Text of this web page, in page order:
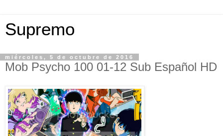
Supremo
miércoles, 5 de octubre de 2016
Mob Psycho 100 01-12 Sub Español HD